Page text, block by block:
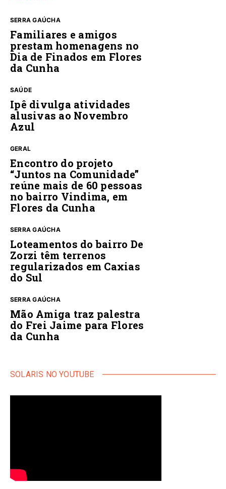
SERRA GAÚCHA
Familiares e amigos
prestam homenagens no
Dia de Finados em Flores
da Cunha
SAÚDE
Ipê divulga atividades
alusivas ao Novembro
Azul
GERAL
Encontro do projeto
“Juntos na Comunidade”
reúne mais de 60 pessoas
no bairro Vindima, em
Flores da Cunha
SERRA GAÚCHA
Loteamentos do bairro De
Zorzi têm terrenos
regularizados em Caxias
do Sul
SERRA GAÚCHA
Mão Amiga traz palestra
do Frei Jaime para Flores
da Cunha
SOLARIS NO YOUTUBE